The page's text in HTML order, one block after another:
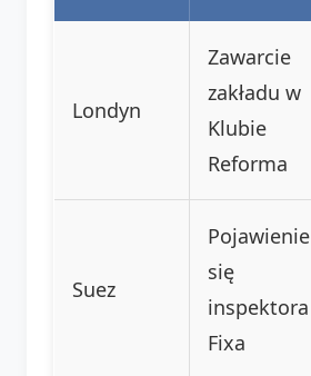
Londyn
Zawarcie
zakładu w
Klubie
Reforma
Suez
Pojawienie
się
inspektora
Fixa